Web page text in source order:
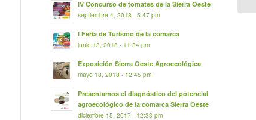
IV Concurso de tomates de la Sierra Oeste
septiembre 4, 2018 - 5:47 pm
I Feria de Turismo de la comarca
junio 13, 2018 - 11:34 pm
Exposición Sierra Oeste Agroecológica
mayo 18, 2018 - 12:45 pm
Presentamos el diagnóstico del potencial
agroecológico de la comarca Sierra Oeste
diciembre 15, 2017 - 12:33 pm